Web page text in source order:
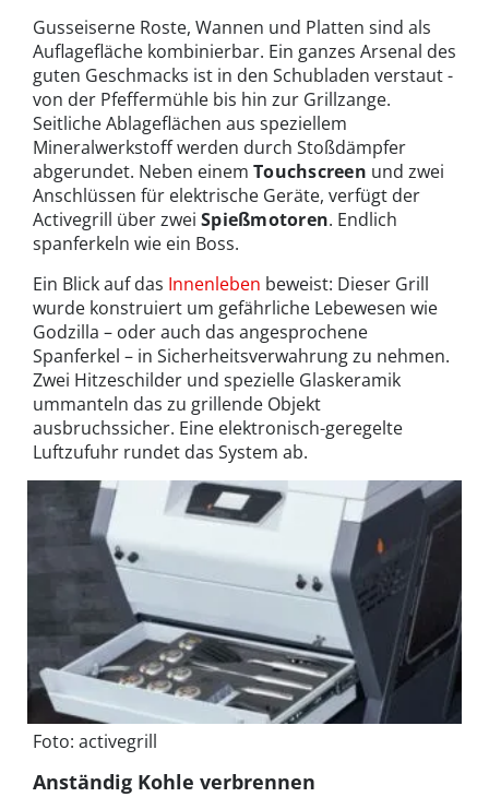
Gusseiserne Roste, Wannen und Platten sind als
Auflagefläche kombinierbar. Ein ganzes Arsenal des
guten Geschmacks ist in den Schubladen verstaut -
von der Pfeffermühle bis hin zur Grillzange.
Seitliche Ablageflächen aus speziellem
Mineralwerkstoff werden durch Stoßdämpfer
abgerundet. Neben einem Touchscreen und zwei
Anschlüssen für elektrische Geräte, verfügt der
Activegrill über zwei Spießmotoren. Endlich
spanferkeln wie ein Boss.
Ein Blick auf das Innenleben beweist: Dieser Grill
wurde konstruiert um gefährliche Lebewesen wie
Godzilla – oder auch das angesprochene
Spanferkel – in Sicherheitsverwahrung zu nehmen.
Zwei Hitzeschilder und spezielle Glaskeramik
ummanteln das zu grillende Objekt
ausbruchssicher. Eine elektronisch-geregelte
Luftzufuhr rundet das System ab.
Foto: activegrill
Anständig Kohle verbrennen